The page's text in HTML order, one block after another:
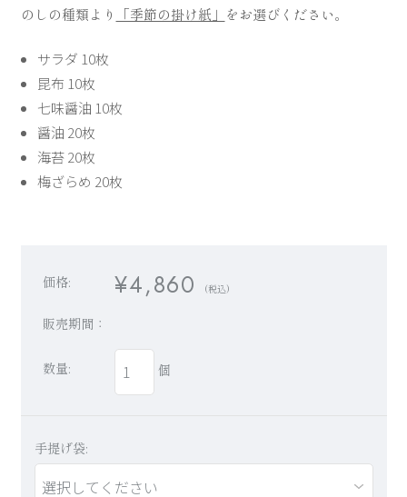
お知らせ
のしの種類より
「季節の掛け紙」 をお選びください。
サラダ 10枚
昆布 10枚
七味醤油 10枚
醤油 20枚
海苔 20枚
梅ざらめ 20枚
価格: ¥4,860 (税込)
販売期間：
数量: 個
手提げ袋: